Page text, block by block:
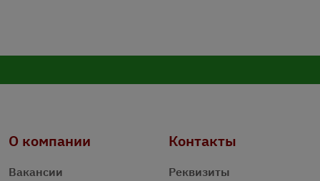
О компании
Вакансии
Контакты
Реквизиты